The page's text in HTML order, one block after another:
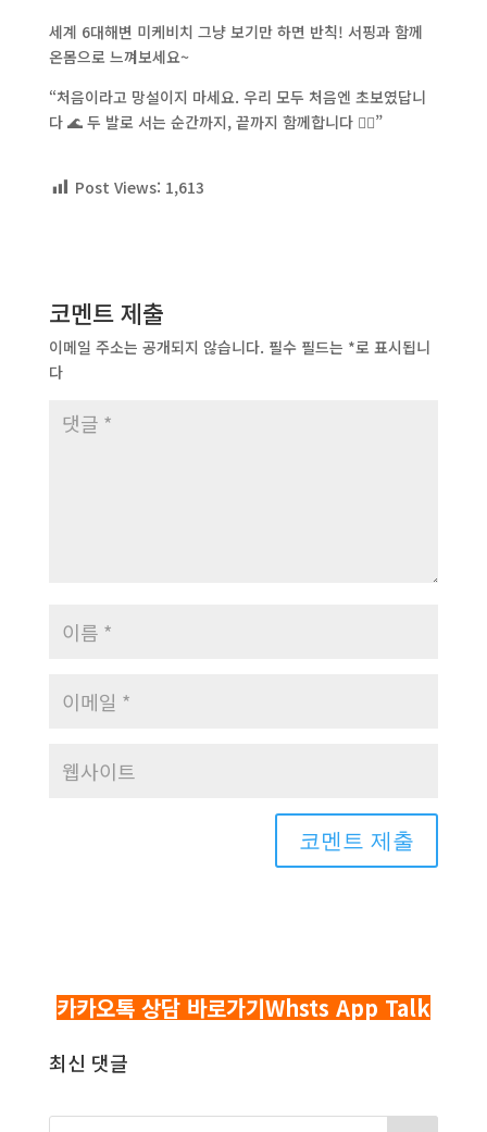
세계 6대해변 미케비치 그냥 보기만 하면 반칙! 서핑과 함께
온몸으로 느껴보세요~
“처음이라고 망설이지 마세요. 우리 모두 처음엔 초보였답니
다 🌊 두 발로 서는 순간까지, 끝까지 함께합니다 🏄‍♀️”
Post Views: 1,613
코멘트 제출
이메일 주소는 공개되지 않습니다. 필수 필드는 *로 표시됩니
다
카카오톡 상담 바로가기Whsts App Talk
최신 댓글